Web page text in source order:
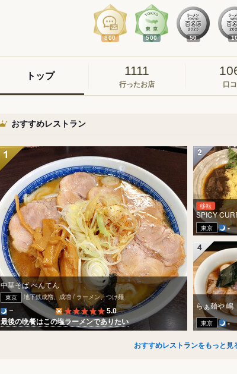
800 500 50
トップ 1111
行ったお店 口
おすすめレストラン
中華そば べんてん
東京 地下鉄成増、成増 / ラーメン、つけ麺
5.0
最後の晩餐はこの塩ラーメンでありたい
移転
SPICY
東京 -
らぁ麺や 嶋
東京 -
おすすめレストランをもっと見